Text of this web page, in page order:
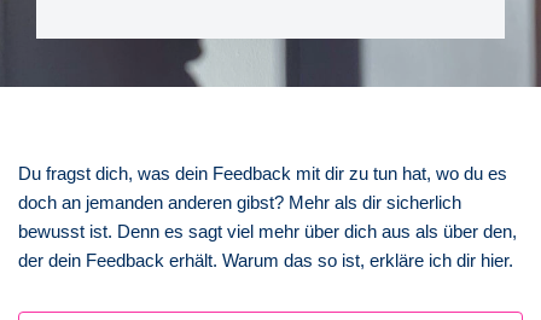
Du fragst dich, was dein Feedback mit dir zu tun hat, wo du es
doch an jemanden anderen gibst? Mehr als dir sicherlich
bewusst ist. Denn es sagt viel mehr über dich aus als über den,
der dein Feedback erhält. Warum das so ist, erkläre ich dir hier.